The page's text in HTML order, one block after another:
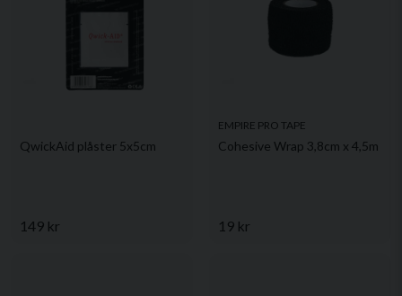
QwickAid plåster 5x5cm
149 kr
EMPIRE PRO TAPE
Cohesive Wrap 3,8cm x 4,5m
19 kr